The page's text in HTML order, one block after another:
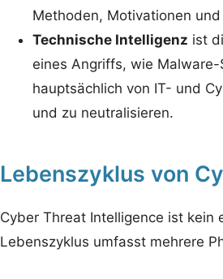
Methoden, Motivationen
Technische Intelligenz ist
eines Angriffs, wie
hauptsächlich von IT- und
und zu neutralisieren.
Lebenszyklus von
Cyber Threat Intelligence ist kein
Lebenszyklus umfasst mehrere